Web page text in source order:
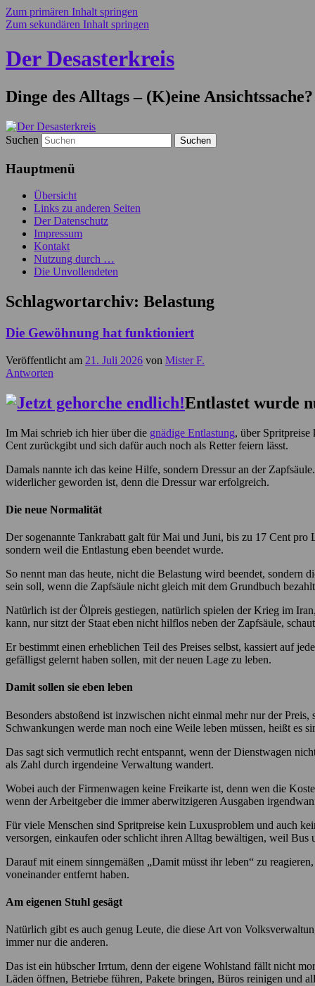
Zum primären Inhalt springen
Zum sekundären Inhalt springen
Der Desasterkreis
Dinge des Alltags – (K)eine Ansichtssache?
Suchen
Hauptmenü
Übersicht
Links zu anderen Seiten
Der Datenschutz
Impressum
Kontakt
Nutzung durch …
Die Unvollendeten
Schlagwortarchiv: Belastung
Die Gewöhnung hat funktioniert
Veröffentlicht am 21. Juli 2026 von Mister F.
Antworten
Entlastet wurde
Im Mai schrieb ich hier über die gnädige Entlastung, über Spritpreise
Cent zurückgibt und sich dafür auch noch als Retter feiern lässt.
Damals nannte ich das keine Hilfe, sondern Dressur an der
widerlicher geworden ist, denn die Dressur war erfolgreich.
Die neue Normalität
Der sogenannte Tankrabatt galt für Mai und Juni, bis zu 17 Cent pro
sondern weil die Entlastung eben beendet wurde.
So nennt man das heute, nicht die Belastung wird beendet,
sein soll, wenn die Zapfsäule nicht gleich mit dem Grundbuch
Natürlich ist der Ölpreis gestiegen, natürlich spielen der Krieg im
kann, nur sitzt der Staat eben nicht hilflos neben der Zapfsäule,
Er bestimmt einen erheblichen Teil des Preises selbst, kassiert auf
gefälligst gelernt haben sollen, mit der neuen Lage zu leben.
Damit sollen sie eben leben
Besonders abstoßend ist inzwischen nicht einmal mehr nur der
Schwankungen werde man noch eine Weile leben müssen, heißt es
Das sagt sich vermutlich recht entspannt, wenn der Dienstwagen
als Zahl durch irgendeine Verwaltung wandert.
Wobei auch der Firmenwagen keine Freikarte ist, denn wen die
wenn der Arbeitgeber die immer aberwitzigeren Ausgaben
Für viele Menschen sind Spritpreise kein Luxusproblem und auch
versorgen, einkaufen oder schlicht ihren Alltag bewältigen, weil Bus
Darauf mit einem sinngemäßen „Damit müsst ihr leben“ zu
voneinander entfernt haben.
Am eigenen Stuhl gesägt
Natürlich gibt es auch genug Leute, die diese Art von
immer nur die anderen.
Das ist ein hübscher Irrtum, denn der eigene Wohlstand fällt nicht
Läden öffnen, Betriebe führen, Pakete bringen, Büros reinigen und